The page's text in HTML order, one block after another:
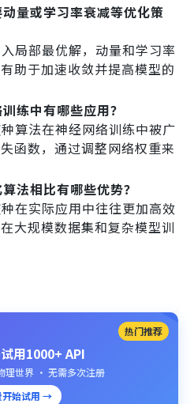
量或学习率衰减等优化策
局部最优解，动量和学习率
助于加速收敛并提高模型的
练中有哪些应用？
算法在神经网络训练中被广
函数，通过调整网络权重来
法相比有哪些优势？
在实际应用中往往更加高效
大规模数据集和复杂模型训
热门推荐
用1000+ API
理世界 · 无需多次注册
开始试用 →